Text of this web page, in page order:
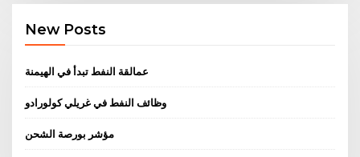
New Posts
عمالقة النفط تبدأ في الهيمنة
وظائف النفط في غريلي كولورادو
مؤشر بورصة الشحن